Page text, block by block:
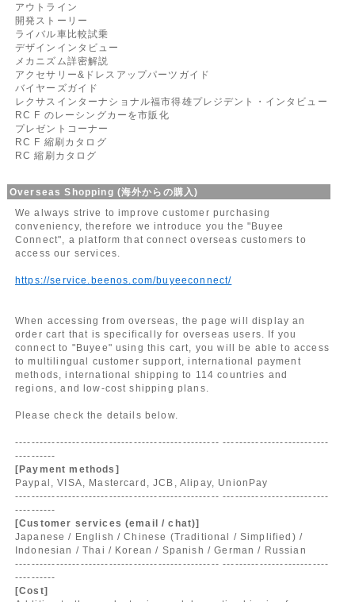
アウトライン
開発ストーリー
ライバル車比較試乗
デザインインタビュー
メカニズム詳密解説
アクセサリー&ドレスアップパーツガイド
バイヤーズガイド
レクサスインターナショナル福市得雄プレジデント・インタビュー
RC F のレーシングカーを市販化
プレゼントコーナー
RC F 縮刷カタログ
RC 縮刷カタログ
Overseas Shopping (海外からの購入)
We always strive to improve customer purchasing
conveniency, therefore we introduce you the "Buyee
Connect", a platform that connect overseas customers to
access our services.
https://service.beenos.com/buyeeconnect/
When accessing from overseas, the page will display an
order cart that is specifically for overseas users. If you
connect to "Buyee" using this cart, you will be able to access
to multilingual customer support, international payment
methods, international shipping to 114 countries and
regions, and low-cost shipping plans.
Please check the details below.
-------------------------------------------------- --------------------------
----------
[Payment methods]
Paypal, VISA, Mastercard, JCB, Alipay, UnionPay
-------------------------------------------------- --------------------------
----------
[Customer services (email / chat)]
Japanese / English / Chinese (Traditional / Simplified) /
Indonesian / Thai / Korean / Spanish / German / Russian
-------------------------------------------------- --------------------------
----------
[Cost]